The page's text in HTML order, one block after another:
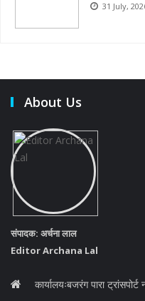
31 July,
About Us
संपादक: अर्चना लाल
Editor Archana Lal
कार्यालयःबजरंग पारा